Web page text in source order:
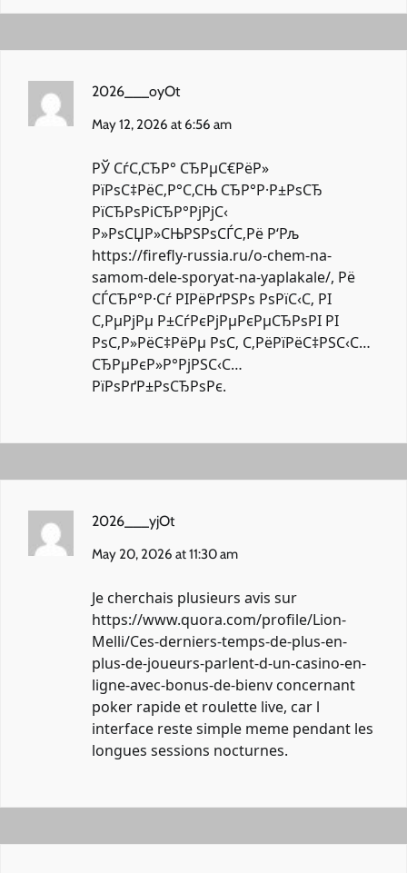
2026___oyOt
May 12, 2026 at 6:56 am
РЎ СѓС‚СЂР° СЂРµС€РёР»
РїРѕС‡РёС‚Р°С‚СЊ СЂР°Р·Р±РѕСЂ
РїСЂРѕРіСЂР°РјРјС‹
Р»РѕСЏР»СЊРЅРѕСЃС‚Рё Р‘Рљ
https://firefly-russia.ru/o-chem-na-
samom-dele-sporyat-na-yaplakale/, Рё
СЃСЂР°Р·Сѓ РІРёРґРЅРѕ РѕРїС‹С‚ РІ
С‚РµРјРµ Р±СѓРєРјРµРєРµСЂРѕРІ РІ
РѕС‚Р»РёС‡РёРµ РѕС‚ С‚РёРїРёС‡РЅС‹С…
СЂРµРєР»Р°РјРЅС‹С…
РїРѕРґР±РѕСЂРѕРє.
2026___yjOt
May 20, 2026 at 11:30 am
Je cherchais plusieurs avis sur
https://www.quora.com/profile/Lion-
Melli/Ces-derniers-temps-de-plus-en-
plus-de-joueurs-parlent-d-un-casino-en-
ligne-avec-bonus-de-bienvconcernant
poker rapide et roulette live, car l
interface reste simple meme pendant les
longues sessions nocturnes.